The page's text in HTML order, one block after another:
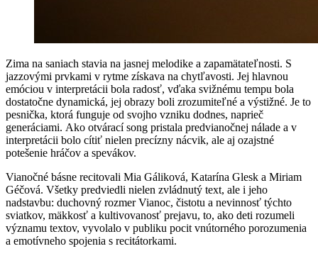
Zima na saniach stavia na jasnej melodike a zapamätateľnosti. S
jazzovými prvkami v rytme získava na chytľavosti. Jej hlavnou
emóciou v interpretácii bola radosť, vďaka svižnému tempu bola
dostatočne dynamická, jej obrazy boli zrozumiteľné a výstižné. Je to
pesnička, ktorá funguje od svojho vzniku dodnes, naprieč
generáciami. Ako otvárací song pristala predvianočnej nálade a v
interpretácii bolo cítiť nielen precízny nácvik, ale aj ozajstné
potešenie hráčov a spevákov.
Vianočné básne recitovali Mia Gáliková, Katarína Glesk a Miriam
Géčová. Všetky predviedli nielen zvládnutý text, ale i jeho
nadstavbu: duchovný rozmer Vianoc, čistotu a nevinnosť týchto
sviatkov, mäkkosť a kultivovanosť prejavu, to, ako deti rozumeli
významu textov, vyvolalo v publiku pocit vnútorného porozumenia
a emotívneho spojenia s recitátorkami.